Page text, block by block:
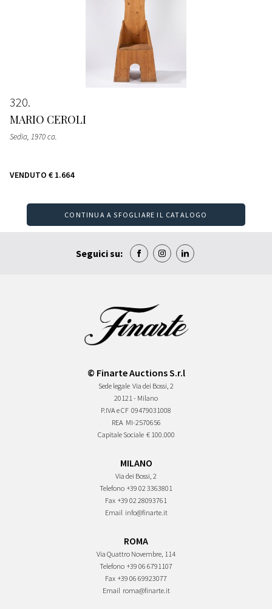
320
MARIO CEROLI
Sedia, 1970 ca.
VENDUTO € 1.664
CONTINUA A SFOGLIARE IL CATALOGO
Seguici su:
© Finarte Auctions S.r.l
Sede legale Via dei Bossi, 2
20121 - Milano
P.IVA e CF 09479031008
REA MI-2570656
Capitale Sociale € 100.000
MILANO
Via dei Bossi, 2
Telefono +39 02 3363801
Fax +39 02 28093761
Email info@finarte.it
ROMA
Via Quattro Novembre, 114
Telefono +39 06 6791107
Fax +39 06 69923077
Email roma@finarte.it